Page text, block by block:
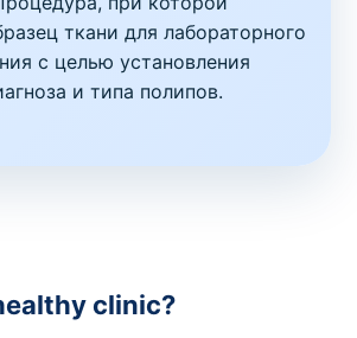
ткани для лабораторного
с целью установления
и типа полипов.
clinic?